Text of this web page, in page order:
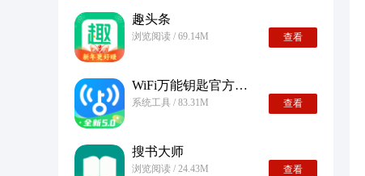
趣头条
浏览阅读 / 69.14M 查看
WiFi万能钥匙官方正版
系统工具 / 83.31M 查看
搜书大师
浏览阅读 / 24.43M 查看